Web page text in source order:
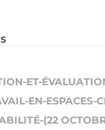
ET-
EN-ESPACES-
(22